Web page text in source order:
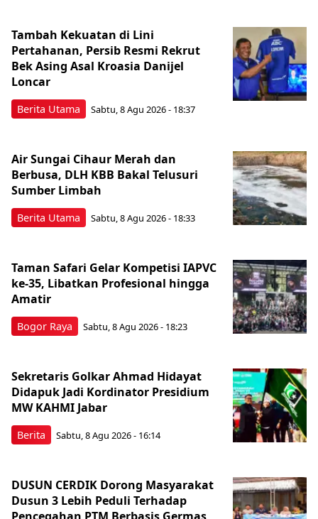
Berita Utama
Tambah Kekuatan di Lini
Pertahanan, Persib Resmi Rekrut
Bek Asing Asal Kroasia Danijel
Loncar
Sabtu, 8 Agu 2026 - 18:37
Berita Utama
Air Sungai Cihaur Merah dan
Berbusa, DLH KBB Bakal Telusuri
Sumber Limbah
Sabtu, 8 Agu 2026 - 18:33
Bogor Raya
Taman Safari Gelar Kompetisi IAPVC
ke-35, Libatkan Profesional hingga
Amatir
Sabtu, 8 Agu 2026 - 18:23
Berita
Sekretaris Golkar Ahmad Hidayat
Didapuk Jadi Kordinator Presidium
MW KAHMI Jabar
Sabtu, 8 Agu 2026 - 16:14
DUSUN CERDIK Dorong Masyarakat
Dusun 3 Lebih Peduli Terhadap